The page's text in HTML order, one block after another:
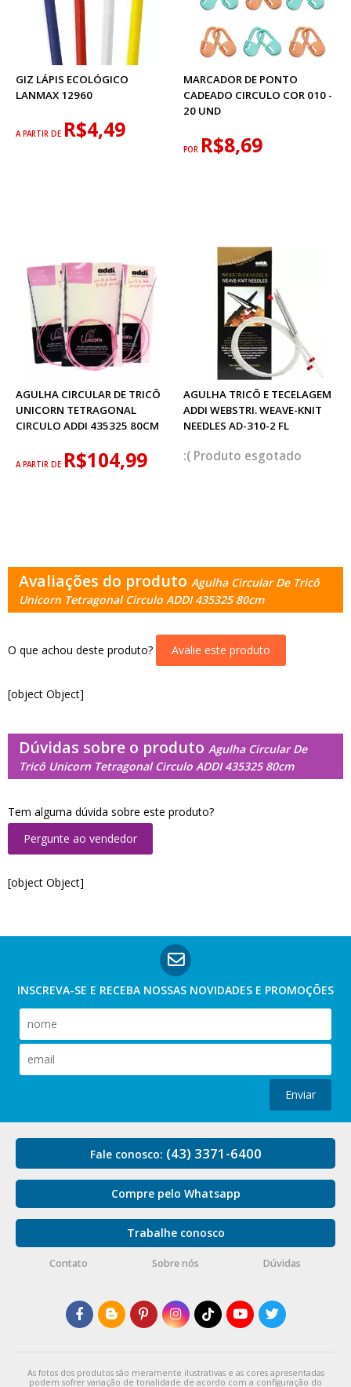
GIZ LÁPIS ECOLÓGICO
LANMAX 12960
A PARTIR DE R$4,49
MARCADOR DE PONTO
CADEADO CIRCULO COR 010 -
20 UND
POR R$8,69
AGULHA CIRCULAR DE TRICÔ
UNICORN TETRAGONAL
CIRCULO ADDI 435325 80CM
A PARTIR DE R$104,99
AGULHA TRICÔ E TECELAGEM
ADDI WEBSTRI. WEAVE-KNIT
NEEDLES AD-310-2 FL
esgotado
Avaliações do produto Agulha Circular De Tricô
Unicorn Tetragonal Circulo ADDI 435325 80cm
O que achou deste produto? Avalie este produto
[object Object]
Dúvidas sobre o produto Agulha Circular De
Tricô Unicorn Tetragonal Circulo ADDI 435325 80cm
Tem alguma dúvida sobre este produto?
Pergunte ao vendedor
[object Object]
INSCREVA-SE E RECEBA NOSSAS NOVIDADES E PROMOÇÕES
Enviar
Fale conosco: (43) 3371-6400
Compre pelo Whatsapp
Trabalhe conosco
Contato Sobre nós Dúvidas
As fotos dos produtos são meramente ilustrativas e as cores apresentadas
podem sofrer variação de tonalidade de acordo com a configuração do